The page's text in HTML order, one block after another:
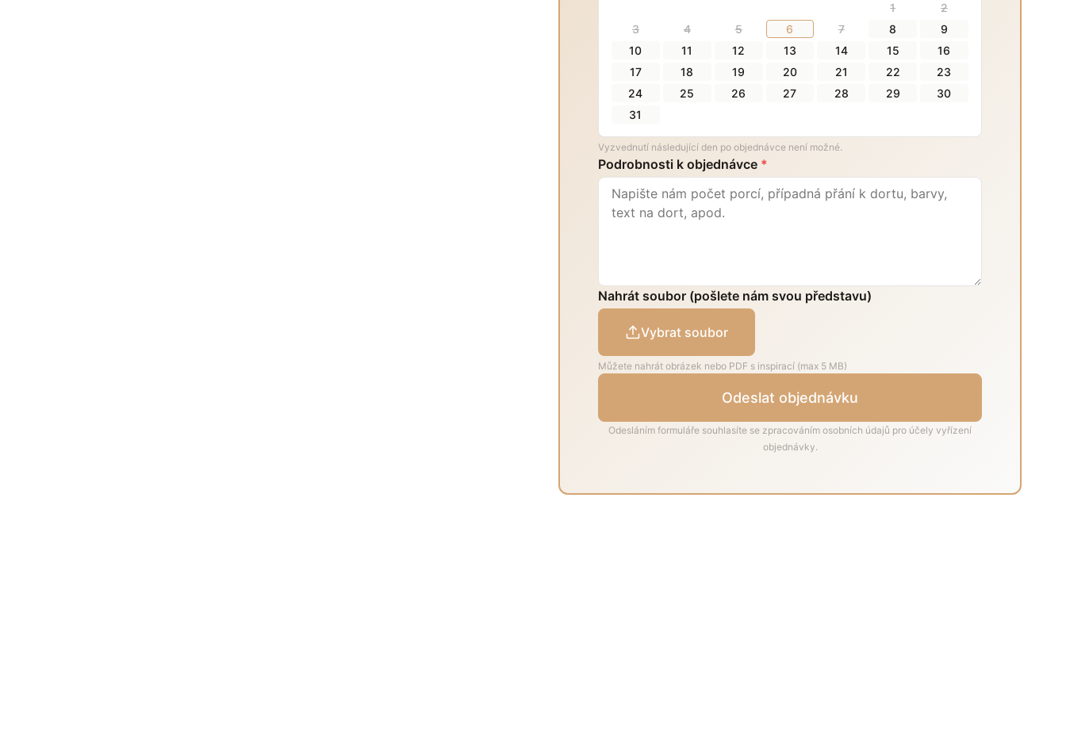
1
2
3
4 5 6 7 8
9
10
11 12 13 14 15
16
17
18 19 20 21 22
23
24
25 26 27 28 29
30
31
Vyzvednutí následující den po objednávce není možné.
Podrobnosti k objednávce *
Nahrát soubor (pošlete nám svou představu)
Vybrat soubor
Můžete nahrát obrázek nebo PDF s inspirací (max 5 MB)
Odeslat objednávku
Odesláním formuláře souhlasíte se zpracováním osobních údajů pro účely vyřízení
objednávky.